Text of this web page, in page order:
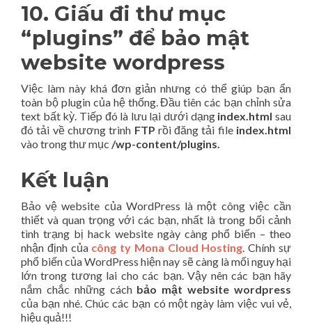
10. Giấu đi thư mục
“plugins” để bảo mật
website wordpress
Việc làm này khá đơn giản nhưng có thể giúp bạn ẩn
toàn bộ plugin của hệ thống. Đầu tiên các bạn chỉnh sửa
text bất kỳ. Tiếp đó là lưu lại dưới dạng index.html sau
đó tải về chương trình FTP rồi đăng tải file index.html
vào trong thư mục /wp-content/plugins.
Kết luận
Bảo vệ website của WordPress là một công việc cần
thiết và quan trọng với các bạn, nhất là trong bối cảnh
tình trạng bị hack website ngày càng phổ biến – theo
nhận định của công ty Mona Cloud Hosting. Chính sự
phổ biến của WordPress hiện nay sẽ càng là mối nguy hại
lớn trong tương lai cho các bạn. Vậy nên các bạn hãy
nắm chắc những cách bảo mật website wordpress
của bạn nhé. Chúc các bạn có một ngày làm việc vui vẻ,
hiệu quả!!!